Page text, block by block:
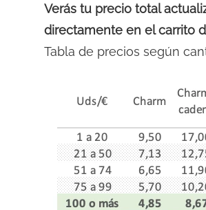
Verás tu precio total
directamente en el carrito
Tabla de precios según